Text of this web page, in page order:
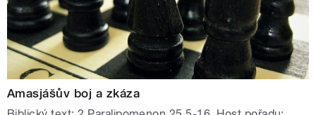
Amasjášův boj a zkáza